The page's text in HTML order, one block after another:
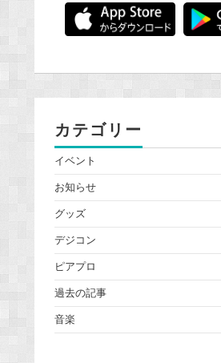
カテゴリー
イベント
お知らせ
グッズ
デジコン
ピアプロ
過去の記事
音楽